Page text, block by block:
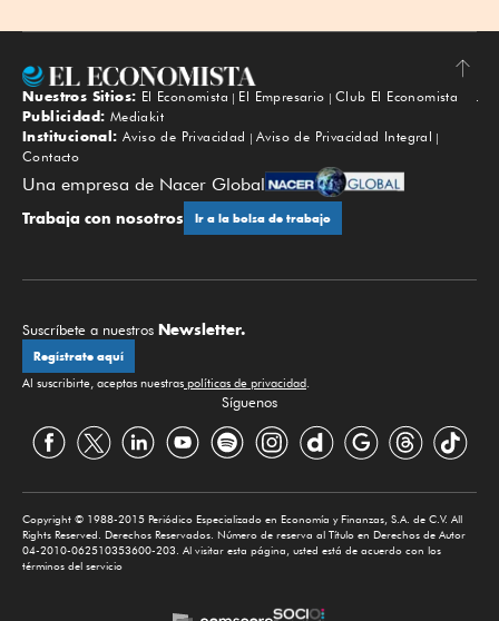
Subir
Nuestros Sitios: El Economista El Empresario
Club El Economista
Publicidad: Mediakit
Institucional: Aviso de Privacidad
Aviso de Privacidad Integral
Contacto
Una empresa de Nacer Global
Trabaja con nosotros Ir a la bolsa de trabajo
Suscríbete a nuestros Newsletter.
Regístrate aquí
Al suscribirte, aceptas nuestras políticas de privacidad.
Síguenos
Copyright © 1988-2015 Periódico Especializado en Economía y Finanzas, S.A. de C.V. All
Rights Reserved. Derechos Reservados. Número de reserva al Título en Derechos de Autor
04-2010-062510353600-203. Al visitar esta página, usted está de acuerdo con los
términos del servicio